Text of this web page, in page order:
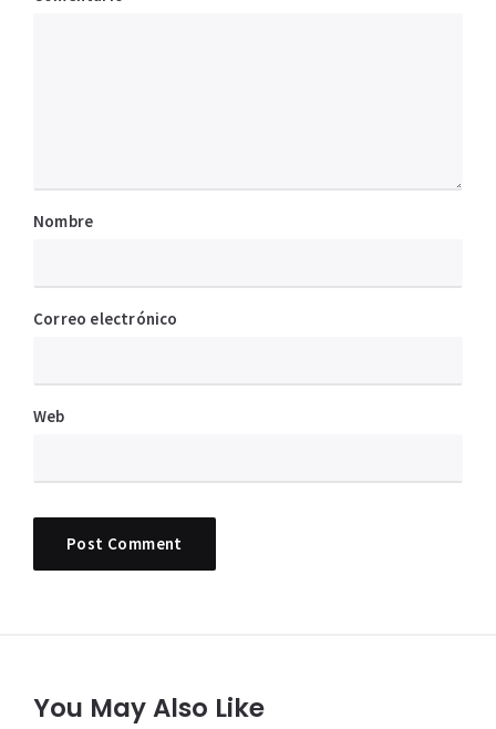
Nombre
Correo electrónico
Web
You May Also Like